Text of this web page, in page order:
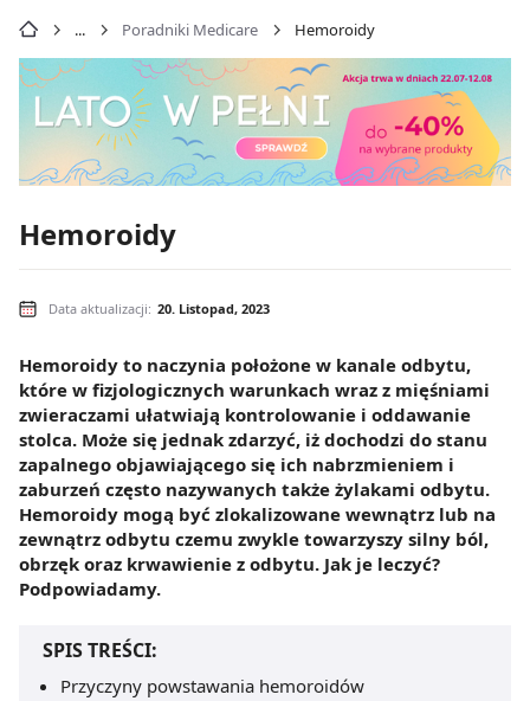
Poradniki Medicare Hemoroidy
Hemoroidy
Data aktualizacji: 20. Listopad, 2023
Hemoroidy to naczynia położone w kanale odbytu,
które w fizjologicznych warunkach wraz z mięśniami
zwieraczami ułatwiają kontrolowanie i oddawanie
stolca. Może się jednak zdarzyć, iż dochodzi do stanu
zapalnego objawiającego się ich nabrzmieniem i
zaburzeń często nazywanych także żylakami odbytu.
Hemoroidy mogą być zlokalizowane wewnątrz lub na
zewnątrz odbytu czemu zwykle towarzyszy silny ból,
obrzęk oraz krwawienie z odbytu. Jak je leczyć?
Podpowiadamy.
SPIS TREŚCI:
Przyczyny powstawania hemoroidów